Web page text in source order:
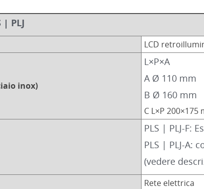
PLJ
LCD
inox)
L×P×A
A Ø 110 mm
B Ø 160 mm
C L×P 200×175
PLS | PLJ-F:
PLS | PLJ-A:
(vedere
Rete elettrica